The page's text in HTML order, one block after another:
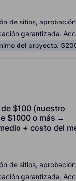
de sitios,
garantizada.
del proyecto:
$100 (nuestro
$1000 o más →
+ costo del
de sitios,
garantizada.